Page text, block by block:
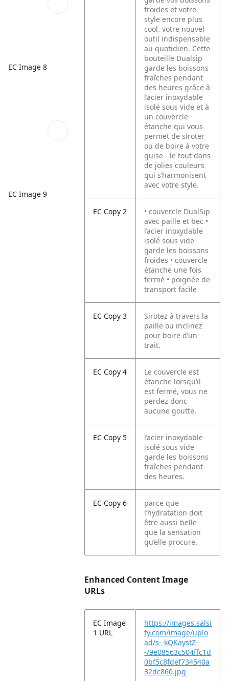
EC Image 8
EC Image 9
froides et votre
style encore plus
cool. votre nouvel
outil indispensable
au quotidien. Cette
bouteille Dualsip
garde les boissons
fraîches pendant
des heures grâce à
l’acier inoxydable
isolé sous vide et à
un couvercle
étanche qui vous
permet de siroter
ou de boire à votre
guise - le tout dans
de jolies couleurs
qui s’harmonisent
avec votre style.
EC Copy 2
• couvercle DualSip
avec paille et bec •
l’acier inoxydable
isolé sous vide
garde les boissons
froides • couvercle
étanche une fois
fermé • poignée de
transport facile
EC Copy 3
Sirotez à travers la
paille ou inclinez
pour boire d’un
trait.
EC Copy 4
Le couvercle est
étanche lorsqu’il
est fermé, vous ne
perdez donc
aucune goutte.
EC Copy 5
l’acier inoxydable
isolé sous vide
garde les boissons
fraîches pendant
des heures.
EC Copy 6
parce que
l’hydratation doit
être aussi belle
que la sensation
qu’elle procure.
Enhanced Content Image
URLs
EC Image
1 URL
https://images.salsi
fy.com/image/uplo
ad/s--kQKaystZ-
-/9e08563c504ffc1d
0bf5c8fdef734540a
32dc860.jpg